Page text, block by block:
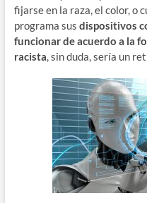
fijarse en la raza, el color, o
programa sus dispositivos
funcionar de acuerdo a la
racista , sin duda, sería un